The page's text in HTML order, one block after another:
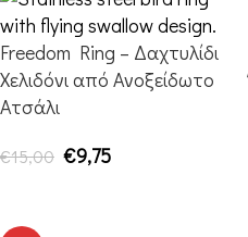
Freedom Ring – Δαχτυλίδι
Χελιδόνι από Ανοξείδωτο
Ατσάλι
€15,00 €9,75